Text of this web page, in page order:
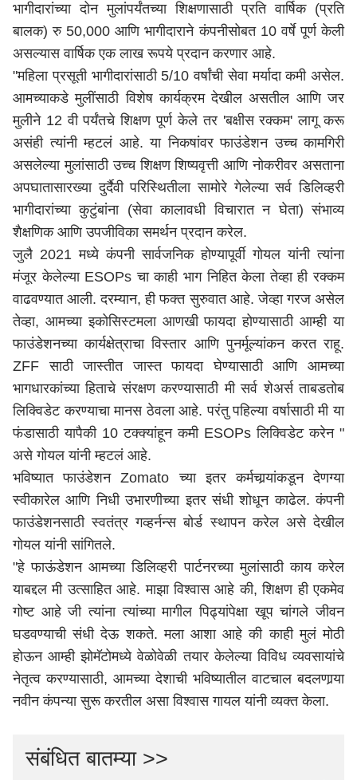
भागीदारांच्या दोन मुलांपर्यंतच्या शिक्षणासाठी प्रति वार्षिक (प्रति
बालक) रु 50,000 आणि भागीदाराने कंपनीसोबत 10 वर्षे पूर्ण केली
असल्यास वार्षिक एक लाख रूपये प्रदान करणार आहे.
"महिला प्रसूती भागीदारांसाठी 5/10 वर्षांची सेवा मर्यादा कमी असेल.
आमच्याकडे मुलींसाठी विशेष कार्यक्रम देखील असतील आणि जर
मुलीने 12 वी पर्यंतचे शिक्षण पूर्ण केले तर 'बक्षीस रक्कम' लागू करू
असंही त्यांनी म्हटलं आहे. या निकषांवर फाउंडेशन उच्च कामगिरी
असलेल्या मुलांसाठी उच्च शिक्षण शिष्यवृत्ती आणि नोकरीवर असताना
अपघातासारख्या दुर्दैवी परिस्थितीला सामोरे गेलेल्या सर्व डिलिव्हरी
भागीदारांच्या कुटुंबांना (सेवा कालावधी विचारात न घेता) संभाव्य
शैक्षणिक आणि उपजीविका समर्थन प्रदान करेल.
जुलै 2021 मध्ये कंपनी सार्वजनिक होण्यापूर्वी गोयल यांनी त्यांना
मंजूर केलेल्या ESOPs चा काही भाग निहित केला तेव्हा ही रक्कम
वाढवण्यात आली. दरम्यान, ही फक्त सुरुवात आहे. जेव्हा गरज असेल
तेव्हा, आमच्या इकोसिस्टमला आणखी फायदा होण्यासाठी आम्ही या
फाउंडेशनच्या कार्यक्षेत्राचा विस्तार आणि पुनर्मूल्यांकन करत राहू.
ZFF साठी जास्तीत जास्त फायदा घेण्यासाठी आणि आमच्या
भागधारकांच्या हिताचे संरक्षण करण्यासाठी मी सर्व शेअर्स ताबडतोब
लिक्विडेट करण्याचा मानस ठेवला आहे. परंतु पहिल्या वर्षासाठी मी या
फंडासाठी यापैकी 10 टक्क्यांहून कमी ESOPs लिक्विडेट करेन "
असे गोयल यांनी म्हटलं आहे.
भविष्यात फाउंडेशन Zomato च्या इतर कर्मचार्‍यांकडून देणग्या
स्वीकारेल आणि निधी उभारणीच्या इतर संधी शोधून काढेल. कंपनी
फाउंडेशनसाठी स्वतंत्र गव्हर्नन्स बोर्ड स्थापन करेल असे देखील
गोयल यांनी सांगितले.
"हे फाऊंडेशन आमच्या डिलिव्हरी पार्टनरच्या मुलांसाठी काय करेल
याबद्दल मी उत्साहित आहे. माझा विश्वास आहे की, शिक्षण ही एकमेव
गोष्ट आहे जी त्यांना त्यांच्या मागील पिढ्यांपेक्षा खूप चांगले जीवन
घडवण्याची संधी देऊ शकते. मला आशा आहे की काही मुलं मोठी
होऊन आम्ही झोमॅटोमध्ये वेळोवेळी तयार केलेल्या विविध व्यवसायांचे
नेतृत्व करण्यासाठी, आमच्या देशाची भविष्यातील वाटचाल बदलणार्‍या
नवीन कंपन्या सुरू करतील असा विश्वास गायल यांनी व्यक्त केला.
संबंधित बातम्या >>